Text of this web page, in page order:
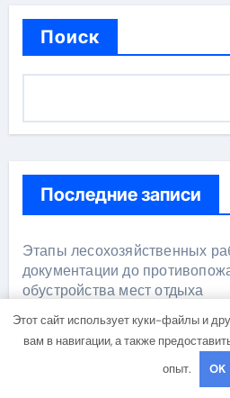
Поиск
Последние записи
Этапы лесохозяйственных
документации до
обустройства мест отдыха
Назначение и функции
Ключевые черты кованых
Этот сайт использует куки-файлы и
вам в навигации, а также
опыт.
OK